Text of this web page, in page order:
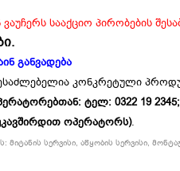
სააქციო პირობების
განვადება
კონკრეტული
ტელ: 0322 19 2345;
ოპერატორს).
სერვისი, აწყობის სერვისი,